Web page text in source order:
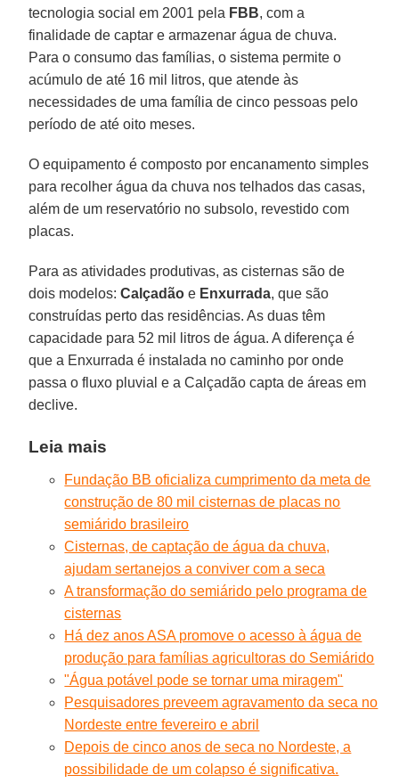
tecnologia social em 2001 pela FBB, com a
finalidade de captar e armazenar água de chuva.
Para o consumo das famílias, o sistema permite o
acúmulo de até 16 mil litros, que atende às
necessidades de uma família de cinco pessoas pelo
período de até oito meses.
O equipamento é composto por encanamento simples
para recolher água da chuva nos telhados das casas,
além de um reservatório no subsolo, revestido com
placas.
Para as atividades produtivas, as cisternas são de
dois modelos:Calçadão e Enxurrada, que são
construídas perto das residências. As duas têm
capacidade para 52 mil litros de água. A diferença é
que a Enxurrada é instalada no caminho por onde
passa o fluxo pluvial e a Calçadão capta de áreas em
declive.
Leia mais
Fundação BB oficializa cumprimento da meta de
construção de 80 mil cisternas de placas no
semiárido brasileiro
Cisternas, de captação de água da chuva,
ajudam sertanejos a conviver com a seca
A transformação do semiárido pelo programa de
cisternas
Há dez anos ASA promove o acesso à água de
produção para famílias agricultoras do Semiárido
"Água potável pode se tornar uma miragem"
Pesquisadores preveem agravamento da seca no
Nordeste entre fevereiro e abril
Depois de cinco anos de seca no Nordeste, a
possibilidade de um colapso é significativa.